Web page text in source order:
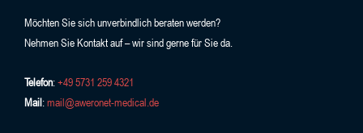
Möchten Sie sich unverbindlich beraten werden?
Nehmen Sie Kontakt auf – wir sind gerne für Sie da.
Telefon:+49 5731 259 4321
Mail:mail@aweronet-medical.de